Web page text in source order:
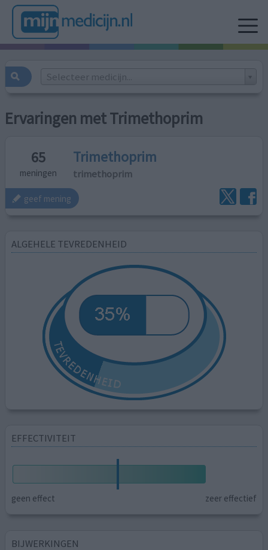
Selecteer medicijn...
Ervaringen met Trimethoprim
65
meningen
Trimethoprim
trimethoprim
geef mening
ALGEHELE TEVREDENHEID
EFFECTIVITEIT
geen effect zeer effectief
BIJWERKINGEN